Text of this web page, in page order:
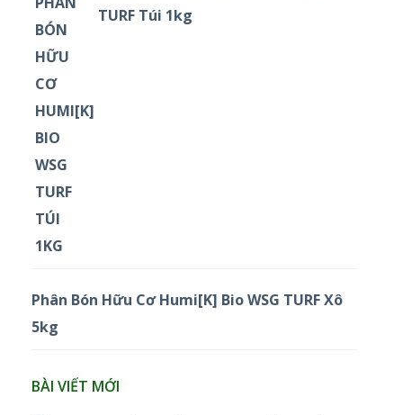
TURF Túi 1kg
Phân Bón Hữu Cơ Humi[K] Bio WSG TURF Xô
5kg
BÀI VIẾT MỚI